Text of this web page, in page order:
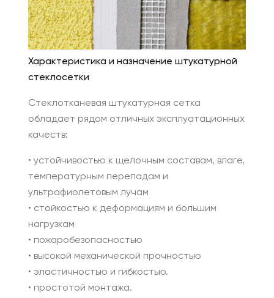
Характеристика и назначение штукатурной
стеклосетки
Стеклотканевая штукатурная сетка
обладает рядом отличных эксплуатационных
качеств:
• устойчивостью к щелочным составам, влаге,
температурным перепадам и
ультрафиолетовым лучам
• стойкостью к деформациям и большим
нагрузкам
• пожаробезопасностью
• высокой механической прочностью
• эластичностью и гибкостью.
• простотой монтажа.